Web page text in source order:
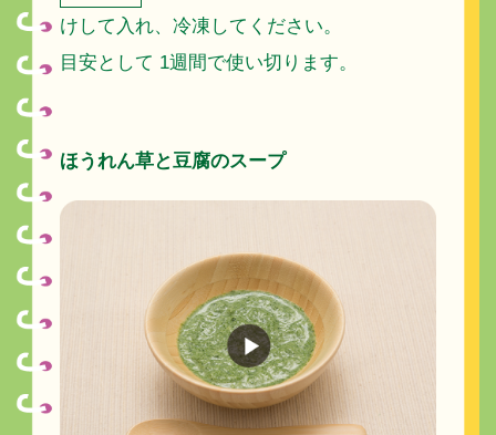
けして入れ、冷凍してください。
目安として 1週間で使い切ります。
ほうれん草と豆腐のスープ